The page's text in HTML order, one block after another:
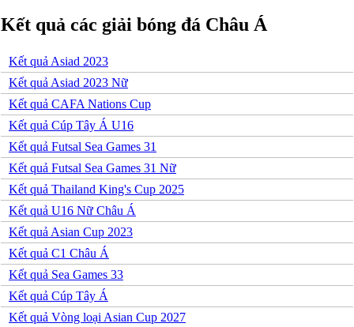
Hy Lạp
Iceland
Kosovo
Lithuania
Moldova
Montenegro
Phần Lan
Serbia
Séc
Síp
Kết quả các giải bóng đá Châu Á
Kết quả Asiad 2023
Kết quả Asiad 2023 Nữ
Kết quả CAFA Nations Cup
Kết quả Cúp Tây Á U16
Kết quả Futsal Sea Games 31
Kết quả Futsal Sea Games 31 Nữ
Kết quả Thailand King's Cup 2025
Kết quả U16 Nữ Châu Á
Kết quả Asian Cup 2023
Kết quả C1 Châu Á
Kết quả Sea Games 33
Kết quả Cúp Tây Á
Kết quả Vòng loại Asian Cup 2027